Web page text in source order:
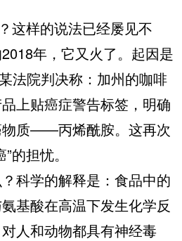
样的说法已经屡见不
年，它又火了。起因是
法院判决称：加州的咖啡
上贴癌症警告标签，明确
物质——丙烯酰胺。这再次
的担忧。
学的解释是：食品中的
基酸在高温下发生化学反
人和动物都具有神经毒